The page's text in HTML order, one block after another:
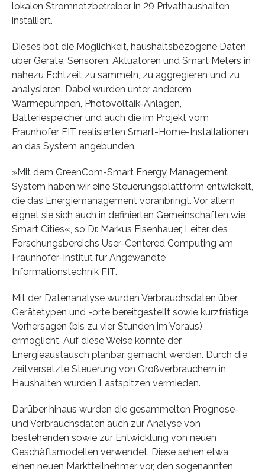
lokalen Stromnetzbetreiber in 29 Privathaushalten
installiert.
Dieses bot die Möglichkeit, haushaltsbezogene Daten
über Geräte, Sensoren, Aktuatoren und Smart Meters in
nahezu Echtzeit zu sammeln, zu aggregieren und zu
analysieren. Dabei wurden unter anderem
Wärmepumpen, Photovoltaik-Anlagen,
Batteriespeicher und auch die im Projekt vom
Fraunhofer FIT realisierten Smart-Home-Installationen
an das System angebunden.
»Mit dem GreenCom-Smart Energy Management
System haben wir eine Steuerungsplattform entwickelt,
die das Energiemanagement voranbringt. Vor allem
eignet sie sich auch in definierten Gemeinschaften wie
Smart Cities«, so Dr. Markus Eisenhauer, Leiter des
Forschungsbereichs User-Centered Computing am
Fraunhofer-Institut für Angewandte
Informationstechnik FIT.
Mit der Datenanalyse wurden Verbrauchsdaten über
Gerätetypen und -orte bereitgestellt sowie kurzfristige
Vorhersagen (bis zu vier Stunden im Voraus)
ermöglicht. Auf diese Weise konnte der
Energieaustausch planbar gemacht werden. Durch die
zeitversetzte Steuerung von Großverbrauchern in
Haushalten wurden Lastspitzen vermieden.
Darüber hinaus wurden die gesammelten Prognose-
und Verbrauchsdaten auch zur Analyse von
bestehenden sowie zur Entwicklung von neuen
Geschäftsmodellen verwendet. Diese sehen etwa
einen neuen Marktteilnehmer vor, den sogenannten